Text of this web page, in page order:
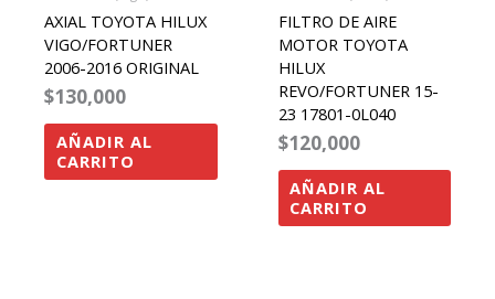
AXIAL TOYOTA HILUX
VIGO/FORTUNER
2006-2016 ORIGINAL
$130,000
AÑADIR AL
CARRITO
FILTRO DE AIRE
MOTOR TOYOTA
HILUX
REVO/FORTUNER 15-
23 17801-0L040
$120,000
AÑADIR AL
CARRITO